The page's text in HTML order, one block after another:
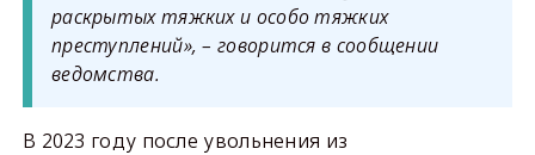
раскрытых тяжких и особо тяжких
преступлений», – говорится в сообщении
ведомства.
В 2023 году после увольнения из